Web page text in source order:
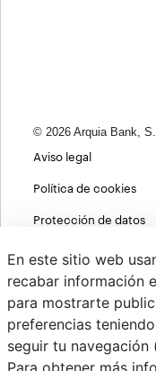
© 2026 Arquia Bank,
Aviso legal
Política de cookies
Protección de datos
MIFID
Políticas ASG
PSD2
En este sitio web
recabar información
para mostrarte
preferencias
seguir tu navegación
Para obtener más